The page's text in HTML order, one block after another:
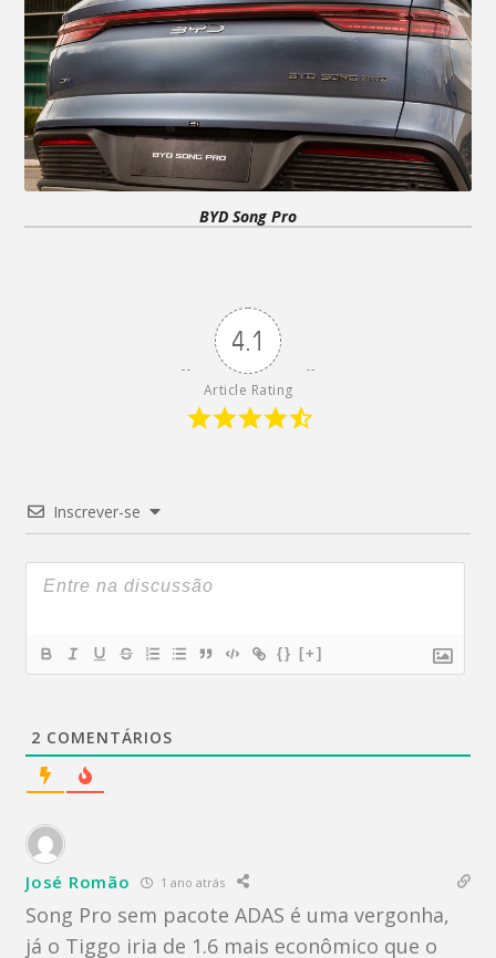
BYD Song Pro
4.1
Article Rating
Inscrever-se
{} [+]
2 COMENTÁRIOS
José Romão 1 ano atrás
Song Pro sem pacote ADAS é uma vergonha,
já o Tiggo iria de 1.6 mais econômico que o